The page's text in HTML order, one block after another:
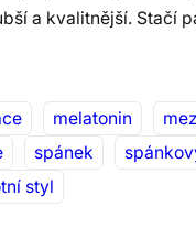
a kvalitnější. Stačí
melatonin
spánek
styl